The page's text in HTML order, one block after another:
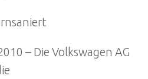
– Die Volkswagen AG